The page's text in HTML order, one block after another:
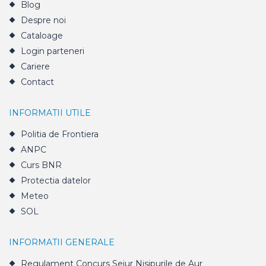
Blog
Despre noi
Cataloage
Login parteneri
Cariere
Contact
INFORMATII UTILE
Politia de Frontiera
ANPC
Curs BNR
Protectia datelor
Meteo
SOL
INFORMATII GENERALE
Regulament Concurs Sejur Nisipurile de Aur